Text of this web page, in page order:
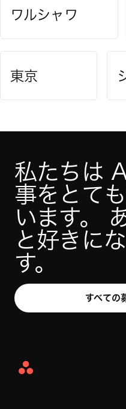
ワルシャワ
東京
私たちは
事をとて
います。
と好きに
す。
すべての
Asana